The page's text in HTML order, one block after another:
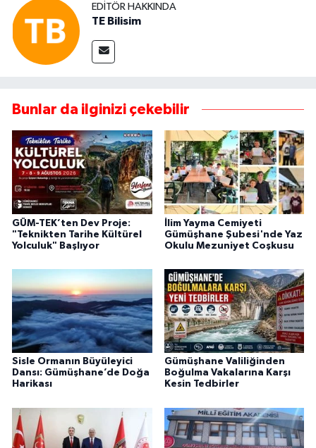
EDITÖR HAKKINDA
TE Bilisim
Bunlar da ilginizi çekebilir
GÜM-TEK’ten Dev Proje:
"Teknikten Tarihe Kültürel
Yolculuk" Başlıyor
İlim Yayma Cemiyeti
Gümüşhane Şubesi'nde Yaz
Okulu Mezuniyet Coşkusu
Sisle Ormanın Büyüleyici
Dansı: Gümüşhane’de Doğa
Harikası
Gümüşhane Valiliğinden
Boğulma Vakalarına Karşı
Kesin Tedbirler